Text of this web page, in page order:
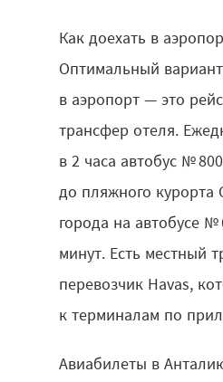
Как доехать в
Оптимальный
в аэропорт — это
трансфер отеля.
в 2 часа автобус №
до пляжного курорта
города на автобусе
минут. Есть местный
перевозчик Havas,
к терминалам по
Авиабилеты в